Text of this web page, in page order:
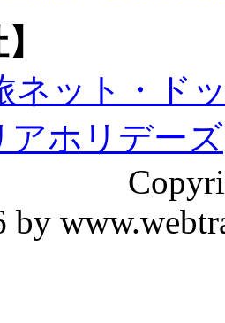
ネット・ド
アホリデーズ
by